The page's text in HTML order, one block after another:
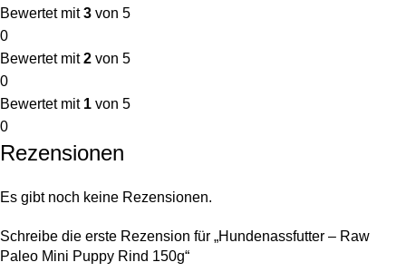
Bewertet mit3 von 5
0
Bewertet mit2 von 5
0
Bewertet mit 1 von 5
0
Rezensionen
Es gibt noch keine Rezensionen.
Schreibe die erste Rezension für „Hundenassfutter – Raw
Paleo Mini Puppy Rind 150g“